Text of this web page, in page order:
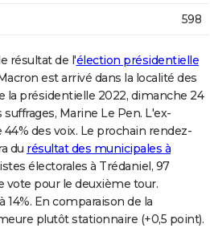
598
résultat de l'élection présidentielle
est arrivé dans la localité des
la présidentielle 2022, dimanche 24
suffrages, Marine Le Pen. L'ex-
des voix. Le prochain rendez-
du résultat des municipales à
électorales à Trédaniel, 97
vote pour le deuxième tour.
En comparaison de la
plutôt stationnaire (+0,5 point).